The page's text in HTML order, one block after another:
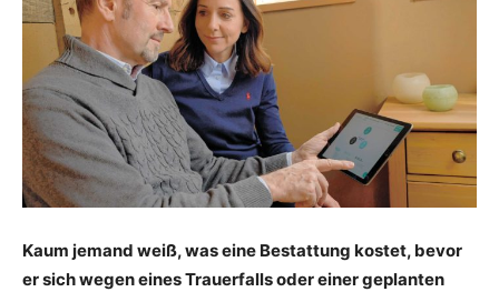
Kaum jemand weiß, was eine Bestattung kostet, bevor
er sich wegen eines Trauerfalls oder einer geplanten